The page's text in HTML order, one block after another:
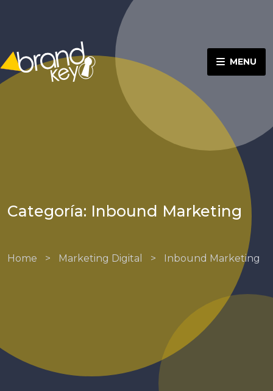
MENU
Categoría: Inbound Marketing
Home > Marketing Digital > Inbound Marketing